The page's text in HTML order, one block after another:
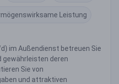
Leistung
im Außendienst betreuen Sie
deren
Sie von
und attraktiven